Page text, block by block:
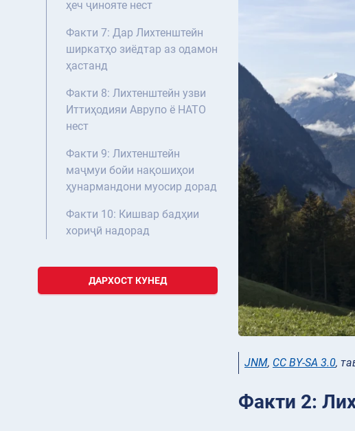
ҳеч ҷинояте нест
Факти 7: Дар Лихтенштейн
ширкатҳо зиёдтар аз одамон
ҳастанд
Факти 8: Лихтенштейн узви
Иттиҳодияи Аврупо ё НАТО
нест
Факти 9: Лихтенштейн
маҷмуи бойи нақошиҳои
ҳунармандони муосир дорад
Факти 10: Кишвар бадҳии
хориҷӣ надорад
ДАРХОСТ КУНЕД
JNM, CC BY-SA 3.0,
Факти 2: